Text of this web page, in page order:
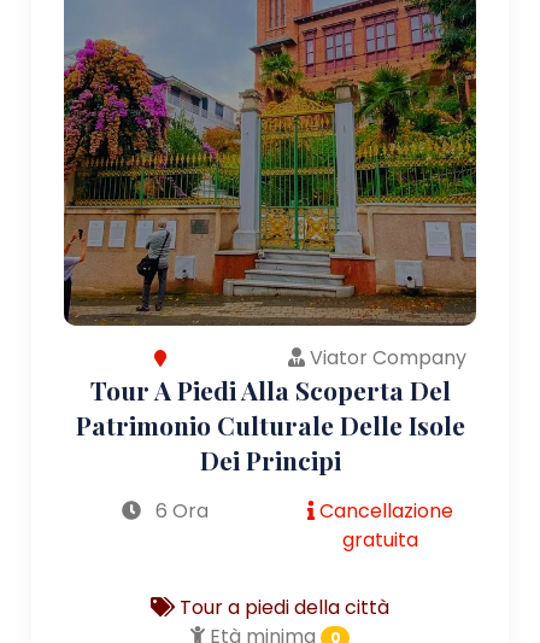
Viator Company
Tour A Piedi Alla Scoperta Del
Patrimonio Culturale Delle Isole
Dei Principi
6 Ora
Cancellazione
gratuita
Tour a piedi della città
Età minima
0